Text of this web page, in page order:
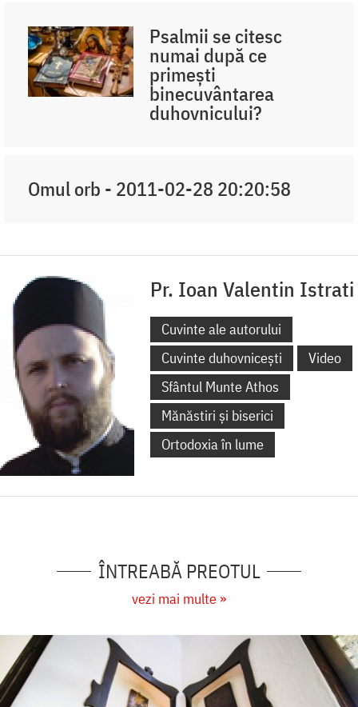
Psalmii se citesc
numai după ce
primești
binecuvântarea
duhovnicului?
Omul orb - 2011-02-28 20:20:58
Pr. Ioan Valentin Istrati
Cuvinte ale autorului
Cuvinte duhovnicești
Video
Sfântul Munte Athos
Mănăstiri și biserici
Ortodoxia în lume
ÎNTREABĂ PREOTUL
vezi mai multe »